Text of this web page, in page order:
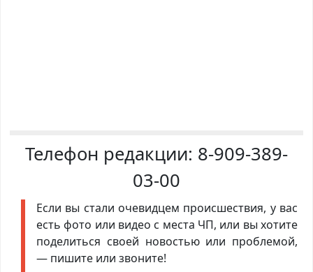
Телефон редакции: 8-909-389-
03-00
Если вы стали очевидцем происшествия, у вас
есть фото или видео с места ЧП, или вы хотите
поделиться своей новостью или проблемой,
— пишите или звоните!